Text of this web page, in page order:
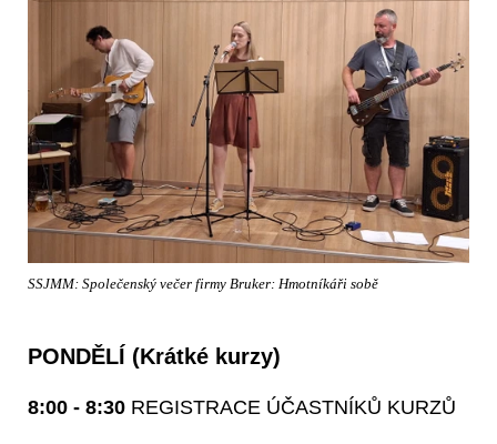
SSJMM: Společenský večer firmy Bruker: Hmotníkáři sobě
PONDĚLÍ (Krátké kurzy)
8:00 - 8:30 REGISTRACE ÚČASTNÍKŮ KURZŮ